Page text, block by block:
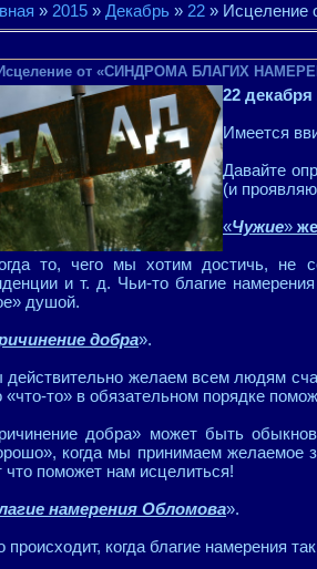
» 2015 » Декабрь » 22 »
от «СИНДРОМА БЛАГИХ
22 декабря
Имеется
Давайте
(и
«Чужие»
то, чего мы хотим достичь, не
и т. д. Чьи-то благие
душой.
добра».
желаем всем людям
«что-то» в обязательном порядке
добра» может быть
когда мы принимаем желаемое
что поможет нам исцелиться!
намерения Обломова».
происходит, когда благие намерения